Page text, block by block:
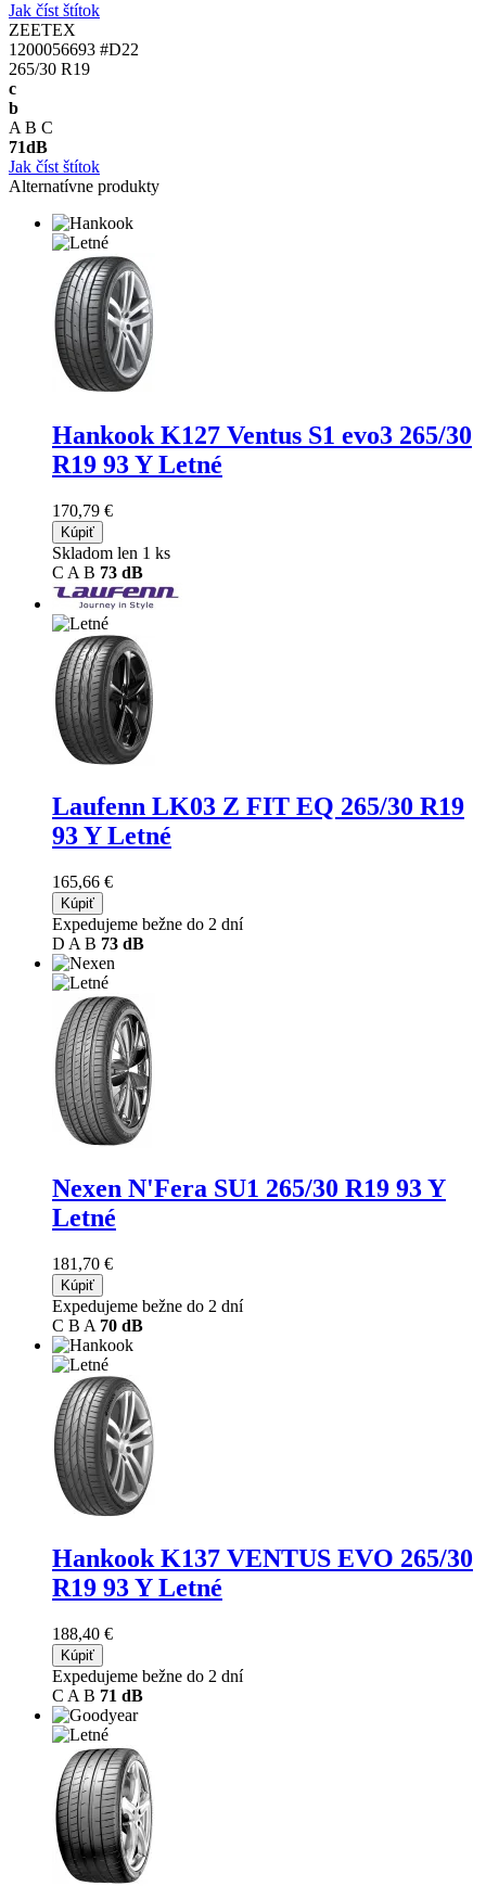
Jak číst štítok
ZEETEX
1200056693 #D22
265/30 R19
c
b
A B C
71dB
Jak číst štítok
Alternatívne produkty
Hankook K127 Ventus S1 evo3 265/30
R19 93 Y Letné
170,79 €
Kúpiť
Skladom len 1 ks
C A B 73 dB
Laufenn LK03 Z FIT EQ 265/30 R19
93 Y Letné
165,66 €
Kúpiť
Expedujeme bežne do 2 dní
D A B 73 dB
Nexen N'Fera SU1 265/30 R19 93 Y
Letné
181,70 €
Kúpiť
Expedujeme bežne do 2 dní
C B A 70 dB
Hankook K137 VENTUS EVO 265/30
R19 93 Y Letné
188,40 €
Kúpiť
Expedujeme bežne do 2 dní
C A B 71 dB